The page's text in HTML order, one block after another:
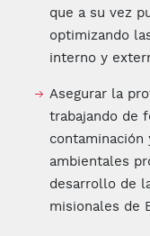
que a su vez
optimizando
interno y
Asegurar la
trabajando de
ambientales
desarrollo de
misionales de